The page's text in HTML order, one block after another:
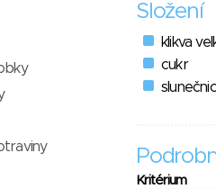
Složení
klikva
cukr
Kritérium